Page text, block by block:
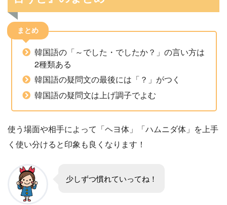
まとめ
韓国語の「～でした・でしたか？」の言い方は
2種類ある
韓国語の疑問文の最後には「？」がつく
韓国語の疑問文は上げ調子でよむ
使う場面や相手によって「ヘヨ体」「ハムニダ体」を上手
く使い分けると印象も良くなります！
少しずつ慣れていってね！